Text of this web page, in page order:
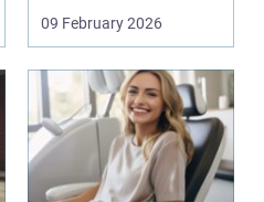
mindre erhverv i
Odsherred. Mang...
09 February 2026